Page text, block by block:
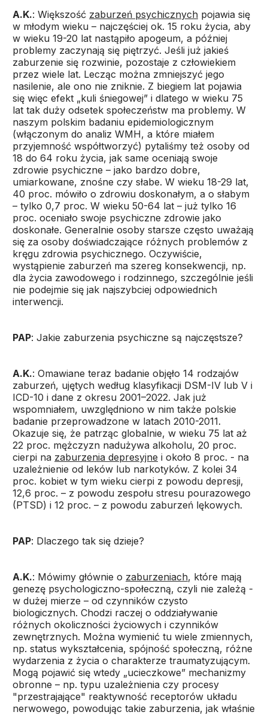
A.K.: Większość zaburzeń psychicznych pojawia się
w młodym wieku – najczęściej ok. 15 roku życia, aby
w wieku 19-20 lat nastąpiło apogeum, a później
problemy zaczynają się piętrzyć. Jeśli już jakieś
zaburzenie się rozwinie, pozostaje z człowiekiem
przez wiele lat. Lecząc można zmniejszyć jego
nasilenie, ale ono nie zniknie. Z biegiem lat pojawia
się więc efekt „kuli śniegowej” i dlatego w wieku 75
lat tak duży odsetek społeczeństw ma problemy. W
naszym polskim badaniu epidemiologicznym
(włączonym do analiz WMH, a które miałem
przyjemność współtworzyć) pytaliśmy też osoby od
18 do 64 roku życia, jak same oceniają swoje
zdrowie psychiczne – jako bardzo dobre,
umiarkowane, znośne czy słabe. W wieku 18-29 lat,
40 proc. mówiło o zdrowiu doskonałym, a o słabym
– tylko 0,7 proc. W wieku 50-64 lat – już tylko 16
proc. oceniało swoje psychiczne zdrowie jako
doskonałe. Generalnie osoby starsze często uważają
się za osoby doświadczające różnych problemów z
kręgu zdrowia psychicznego. Oczywiście,
wystąpienie zaburzeń ma szereg konsekwencji, np.
dla życia zawodowego i rodzinnego, szczególnie jeśli
nie podejmie się jak najszybciej odpowiednich
interwencji.
PAP: Jakie zaburzenia psychiczne są najczęstsze?
A.K.: Omawiane teraz badanie objęło 14 rodzajów
zaburzeń, ujętych według klasyfikacji DSM-IV lub V i
ICD-10 i dane z okresu 2001–2022. Jak już
wspomniałem, uwzględniono w nim także polskie
badanie przeprowadzone w latach 2010-2011.
Okazuje się, że patrząc globalnie, w wieku 75 lat aż
22 proc. mężczyzn nadużywa alkoholu, 20 proc.
cierpi na zaburzenia depresyjne i około 8 proc. - na
uzależnienie od leków lub narkotyków. Z kolei 34
proc. kobiet w tym wieku cierpi z powodu depresji,
12,6 proc. – z powodu zespołu stresu pourazowego
(PTSD) i 12 proc. – z powodu zaburzeń lękowych.
PAP: Dlaczego tak się dzieje?
A.K.: Mówimy głównie o zaburzeniach, które mają
genezę psychologiczno-społeczną, czyli nie zależą -
w dużej mierze – od czynników czysto
biologicznych. Chodzi raczej o oddziaływanie
różnych okoliczności życiowych i czynników
zewnętrznych. Można wymienić tu wiele zmiennych,
np. status wykształcenia, spójność społeczną, różne
wydarzenia z życia o charakterze traumatyzującym.
Mogą pojawić się wtedy „ucieczkowe” mechanizmy
obronne – np. typu uzależnienia czy procesy
"przestrajające" reaktywność receptorów układu
nerwowego, powodując takie zaburzenia, jak właśnie